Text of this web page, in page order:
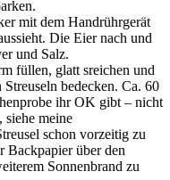
mit dem Handrührgerät
Die Eier nach und
und Salz.
füllen, glatt sreichen und
bedecken. Ca. 60
ihr OK gibt – nicht
siehe meine
schon vorzeitig zu
Backpapier über den
Sonnenbrand zu